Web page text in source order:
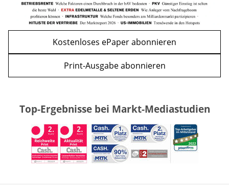
Kostenloses ePaper abonnieren
Print-Ausgabe abonnieren
Top-Ergebnisse bei Markt-Mediastudien